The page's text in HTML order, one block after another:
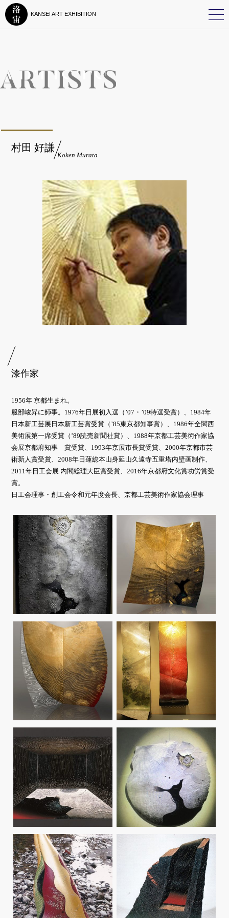
KANSEI ART EXHIBITION
村田 好謙
Koken Murata
漆作家
1956年 京都生まれ。
服部峻昇に師事。1976年日展初入選（’07・’09特選受賞）、1984年
日本新工芸展日本新工芸賞受賞（’85東京都知事賞）、1986年全関西
美術展第一席受賞（’89読売新聞社賞）、1988年京都工芸美術作家協
会展京都府知事 賞受賞、1993年京展市長賞受賞、2000年京都市芸
術新人賞受賞、2008年日蓮総本山身延山久遠寺五重塔内壁画制作、
2011年日工会展 内閣総理大臣賞受賞、2016年京都府文化賞功労賞受
賞。
日工会理事・創工会令和元年度会長、京都工芸美術作家協会理事